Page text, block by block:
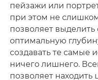
пейзажи или
при этом не
позволяет
оптимальную
создавать те самые
ничего лишнего.
позволяет